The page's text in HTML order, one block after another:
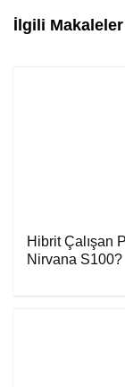
İlgili Makaleler
Hibrit Çalışan
Nirvana S100?